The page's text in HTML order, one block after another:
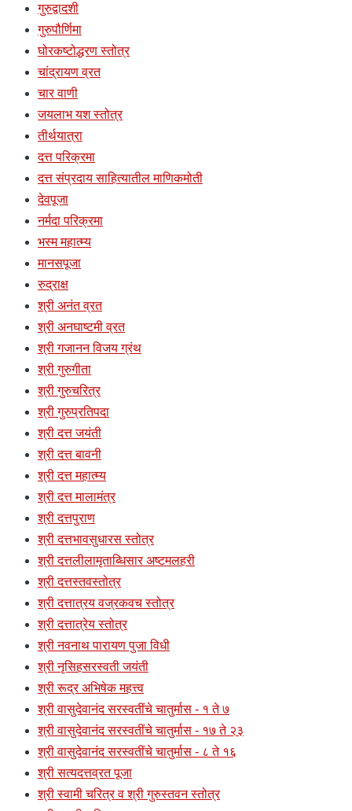
गुरुद्वादशी
गुरुपौर्णिमा
घोरकष्टोद्धरण स्तोत्र
चांद्रायण व्रत
चार वाणी
जयलाभ यश स्तोत्र
तीर्थयात्रा
दत्त परिक्रमा
दत्त संप्रदाय साहित्यातील माणिकमोती
देवपूजा
नर्मदा परिक्रमा
भस्म महात्म्य
मानसपूजा
रुद्राक्ष
श्री अनंत व्रत
श्री अनघाष्टमी व्रत
श्री गजानन विजय ग्रंथ
श्री गुरुगीता
श्री गुरुचरित्र
श्री गुरुप्रतिपदा
श्री दत्त जयंती
श्री दत्त बावनी
श्री दत्त महात्म्य
श्री दत्त मालामंत्र
श्री दत्तपुराण
श्री दत्तभावसुधारस स्तोत्र
श्री दत्तलीलामृताब्धिसार अष्टमलहरी
श्री दत्तस्तवस्तोत्र
श्री दत्तात्रय वज्रकवच स्तोत्र
श्री दत्तात्रेय स्तोत्र
श्री नवनाथ पारायण पुजा विधी
श्री नृसिहसरस्वती जयंती
श्री रूद्र अभिषेक महत्त्व
श्री वासुदेवानंद सरस्वतींचे चातुर्मास - १ ते ७
श्री वासुदेवानंद सरस्वतींचे चातुर्मास - १७ ते २३
श्री वासुदेवानंद सरस्वतींचे चातुर्मास - ८ ते १६
श्री सत्यदत्तव्रत पूजा
श्री स्वामी चरित्र व श्री गुरुस्तवन स्तोत्र